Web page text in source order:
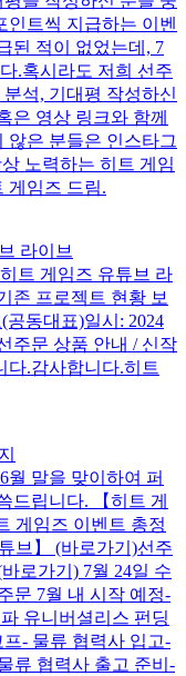
인트씩 지급하는 이벤
된 적이 없었는데, 7
.혹시라도 저희 선주
석, 기대평 작성하신
은 영상 링크와 함께
않은 분들은 인스타그
노력하는 히트 게임
게임즈 드림.
라이브
트 게임즈 유튜브 라
존 프로젝트 현황 보
동대표)일시: 2024
주문 상품 안내 / 신작
다.감사합니다.히트
월 말을 맞이하여 퍼
드립니다. 【히트 게
게임즈 이벤트 총정
브】 (바로가기)선주
로가기) 7월 24일 수
문 7월 내 시작 예정-
유니버셜리스 펀딩
- 물류 협력사 입고-
류 협력사 출고 준비-